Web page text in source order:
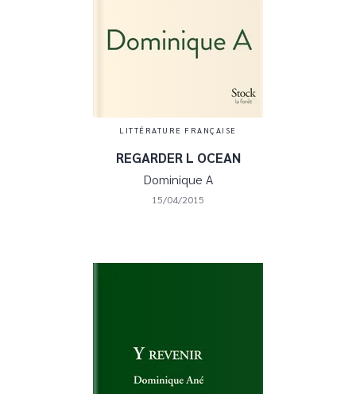
LITTÉRATURE FRANÇAISE
REGARDER L OCEAN
Dominique A
15/04/2015